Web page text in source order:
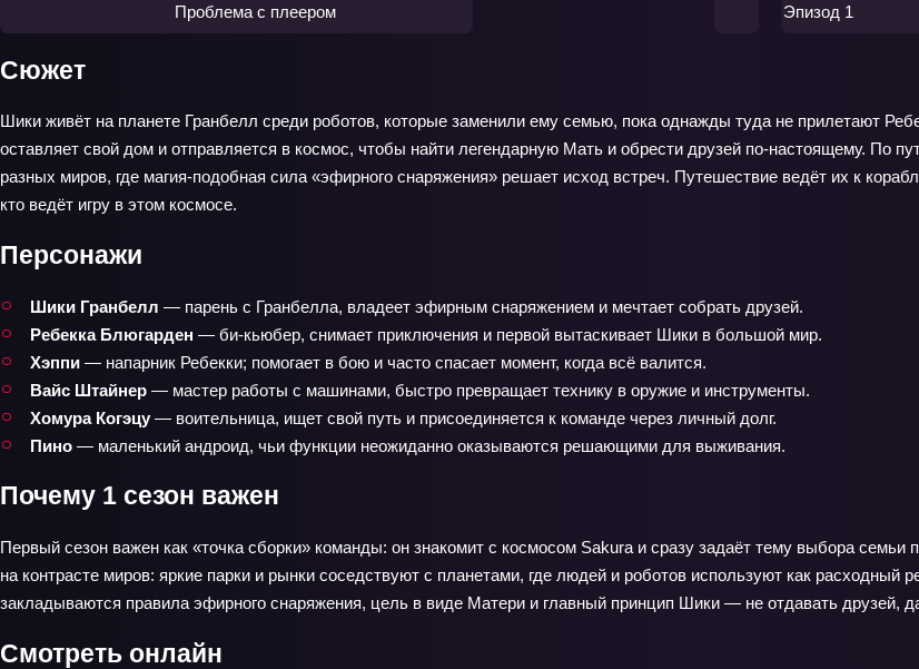
Проблема с плеером Эпизод 1
Сюжет
Шики живёт на планете Гранбелл среди роботов, которые заменили ему семью, пока однажды туда не прилетают
оставляет свой дом и отправляется в космос, чтобы найти легендарную Мать и обрести друзей по-настоящему. По
разных миров, где магия‑подобная сила «эфирного снаряжения» решает исход встреч. Путешествие ведёт их к
кто ведёт игру в этом космосе.
Персонажи
Шики Гранбелл — парень с Гранбелла, владеет эфирным снаряжением и мечтает собрать друзей.
Ребекка Блюгарден — би‑кьюбер, снимает приключения и первой вытаскивает Шики в большой мир.
Хэппи — напарник Ребекки; помогает в бою и часто спасает момент, когда всё валится.
Вайс Штайнер — мастер работы с машинами, быстро превращает технику в оружие и инструменты.
Хомура Когэцу — воительница, ищет свой путь и присоединяется к команде через личный долг.
Пино — маленький андроид, чьи функции неожиданно оказываются решающими для выживания.
Почему 1 сезон важен
Первый сезон важен как «точка сборки» команды: он знакомит с космосом Sakura и сразу задаёт тему выбора
на контрасте миров: яркие парки и рынки соседствуют с планетами, где людей и роботов используют как расходный
закладываются правила эфирного снаряжения, цель в виде Матери и главный принцип Шики — не отдавать друзей,
Смотреть онлайн